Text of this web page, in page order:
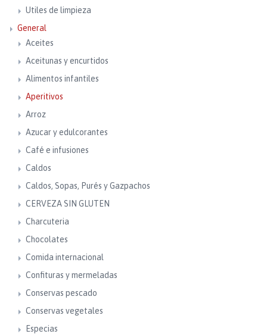
Utiles de limpieza
General
Aceites
Aceitunas y encurtidos
Alimentos infantiles
Aperitivos
Arroz
Azucar y edulcorantes
Café e infusiones
Caldos
Caldos, Sopas, Purés y Gazpachos
CERVEZA SIN GLUTEN
Charcuteria
Chocolates
Comida internacional
Confituras y mermeladas
Conservas pescado
Conservas vegetales
Especias